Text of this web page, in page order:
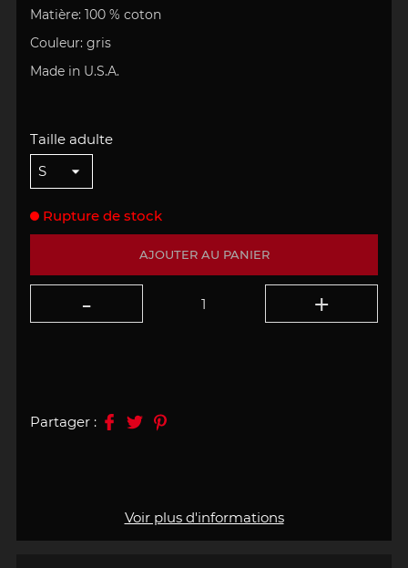
Matière: 100 % coton
Couleur: gris
Made in U.S.A.
Voir plus d'informations
Taille adulte
AJOUTER AU PANIER
Rupture de stock
Partager :